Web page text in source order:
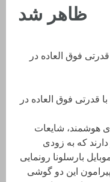
ظاهر شد
با قدرتی فوق العاده در
هوشمند، شایعات
که به زودی
بارسلونا رونمایی
این دو گوشی